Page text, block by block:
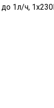
1л/ч,